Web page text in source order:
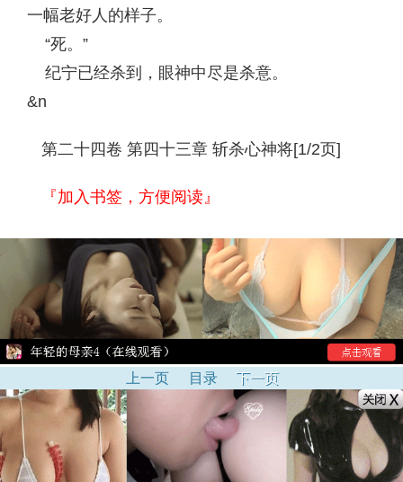
一幅老好人的样子。
“死。”
纪宁已经杀到，眼神中尽是杀意。
&n
第二十四卷 第四十三章 斩杀心神将[1/2页]
『加入书签，方便阅读』
上一页 目录 下一页